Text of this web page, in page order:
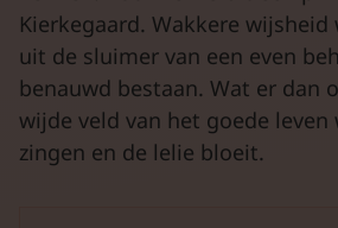
Kierkegaard. Wakkere
uit de sluimer van een even
benauwd bestaan. Wat er dan
wijde veld van het goede leven
zingen en de lelie bloeit.